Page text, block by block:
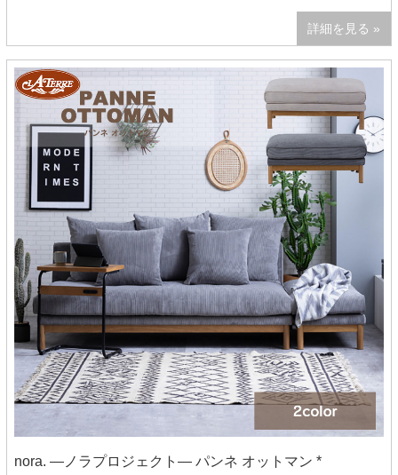
詳細を見る »
nora. ―ノラプロジェクト― パンネ オットマン *